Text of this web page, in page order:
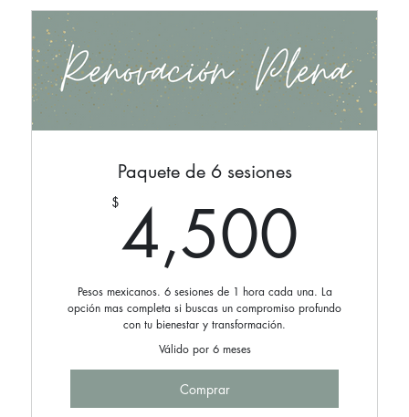
Paquete de 6 sesiones
$4,500
Pesos mexicanos. 6 sesiones de 1 hora cada una. La
opción mas completa si buscas un compromiso profundo
con tu bienestar y transformación.
Válido por 6 meses
Comprar